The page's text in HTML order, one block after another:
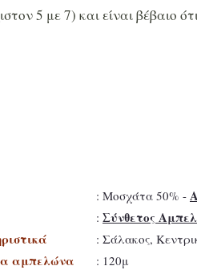
5 με 7) και είναι βέβαιο
αμπελώνα
: Μοσχάτα 50% -
: Σύνθετος
: Σάλακος,
: 120μ